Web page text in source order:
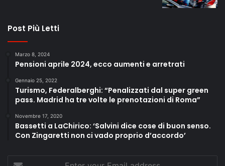
Post Più Letti
Marzo 8, 2024
Pensioni aprile 2024, ecco aumenti e arretrati
Gennaio 25, 2022
Turismo, Federalberghi: “Penalizzati dal super green
pass. Madrid ha tre volte le prenotazioni di Roma”
Novembre 17, 2020
Bassetti a LaChirico: ‘Salvini dice cose di buon senso.
Con Zingaretti non ci vado proprio d’accordo’